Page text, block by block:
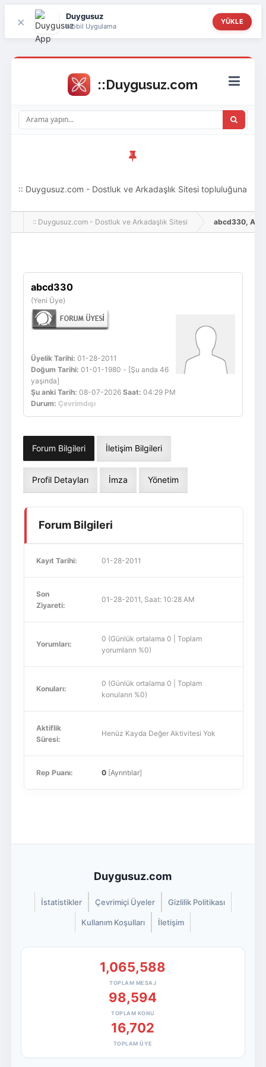
× Duygusuz
Mobil Uygulama
YÜKLE
:: Duygusuz.com - Dostluk ve Arkadaşlık Sitesi topluluğuna
hoş geldin ziyaretçi! Aramıza katılmak istersen kayıt
:: Duygusuz.com - Dostluk ve Arkadaşlık Sitesi abcd330, Adlı
abcd330
(Yeni Üye)
Üyelik Tarihi: 01-28-2011
Doğum Tarihi: 01-01-1980 - [Şu anda 46
yaşında]
Şu anki Tarih: 08-07-2026 Saat: 04:29 PM
Durum: Çevrimdışı
Forum Bilgileri İletişim Bilgileri
Profil Detayları İmza Yönetim
Forum Bilgileri
Kayıt Tarihi: 01-28-2011
Son
Ziyareti:
01-28-2011, Saat: 10:28 AM
Yorumları:
0 (Günlük ortalama 0 | Toplam
yorumların %0)
Konuları:
0 (Günlük ortalama 0 | Toplam
konuların %0)
Aktiflik
Süresi:
Henüz Kayda Değer Aktivitesi Yok
Rep Puanı: 0[Ayrıntılar]
Duygusuz.com
İstatistikler Çevrimiçi Üyeler Gizlilik Politikası
Kullanım Koşulları İletişim
1,065,588
TOPLAM MESAJ
98,594
TOPLAM KONU
16,702
TOPLAM ÜYE